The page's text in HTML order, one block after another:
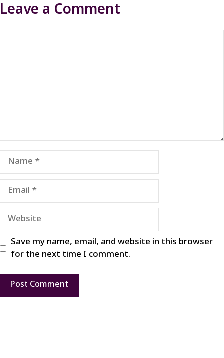
Leave a Comment
Name
Email
Website
Save my name, email, and website in this browser
for the next time I comment.